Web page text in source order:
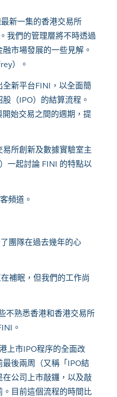
新一集的香港交易所
我們的管理層將不時透過
市場發展的一些見解。
）。
全新平台FINI，以全面簡
（IPO）的結算流程。
始交易之間的週期，提
所創新及數據實驗室主
一起討論 FINI 的特點以
頻道。
團隊在過去幾年的心
補眠，但我們的工作尚
不熟悉香港和香港交易所
。
上市IPO程序的全面改
後兩周（又稱「IPO結
公司上市敲鑼，以及敲
目前這個流程的時間比